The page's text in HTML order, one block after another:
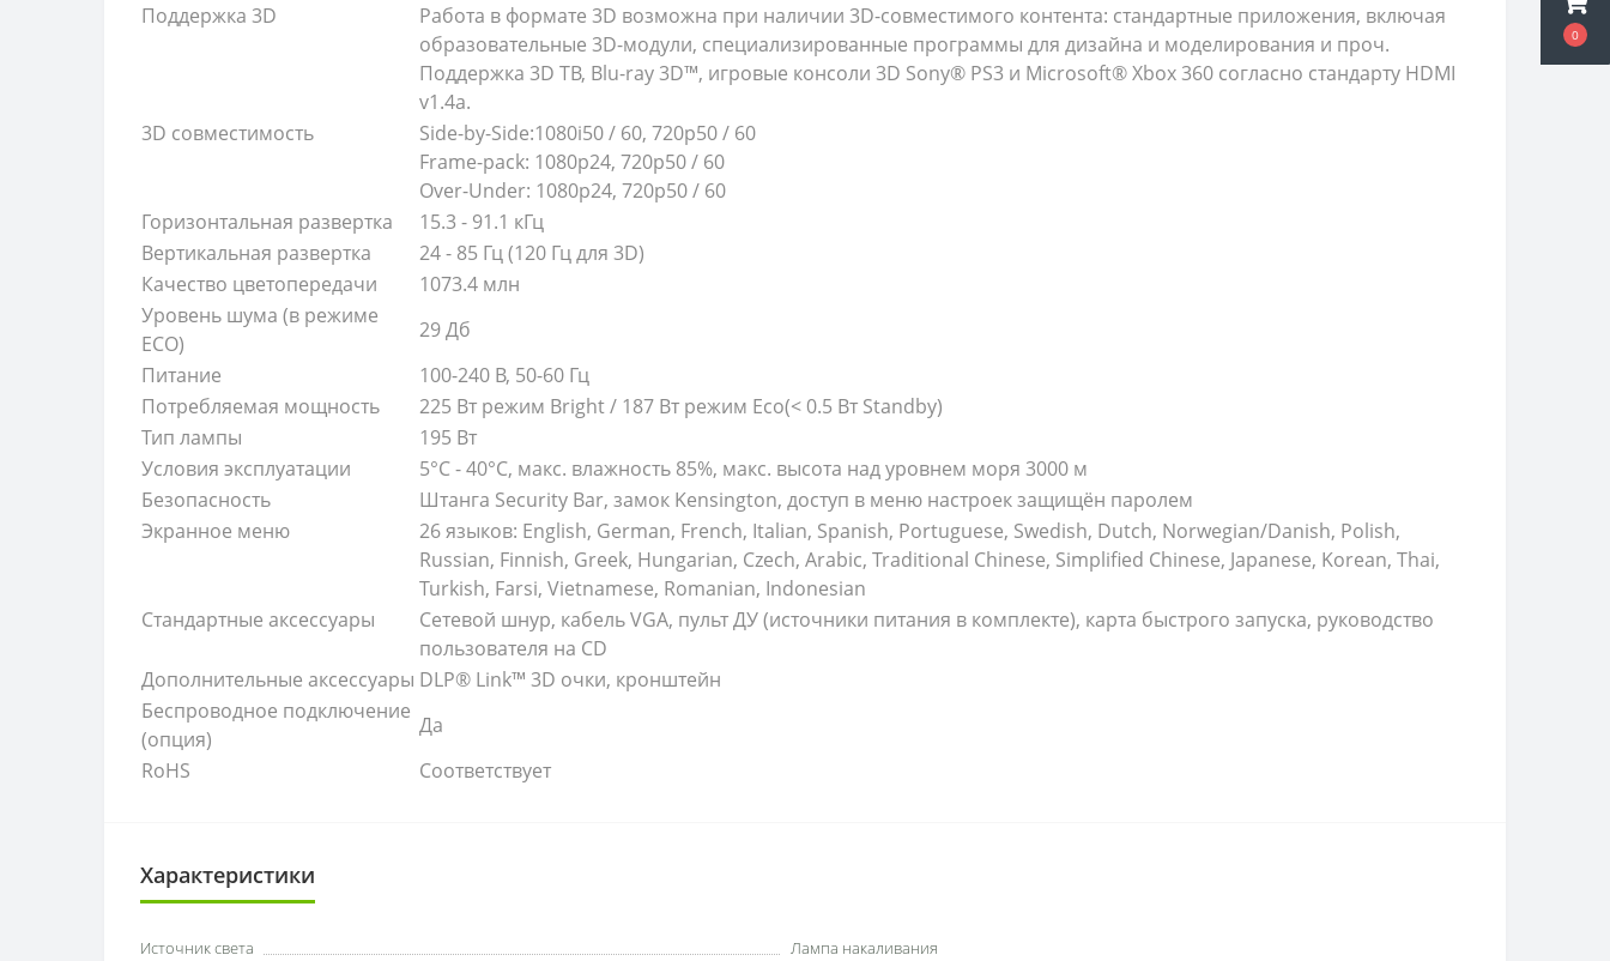
0
Поддержка 3D
Работа в формате 3D возможна при наличии 3D-совместимого контента: стандартные приложения, включая
образовательные 3D-модули, специализированные программы для дизайна и моделирования и проч.
Поддержка 3D ТВ, Blu-ray 3D™, игровые консоли 3D Sony® PS3 и Microsoft® Xbox 360 согласно стандарту HDMI
v1.4a.
3D совместимость
Side-by-Side:1080i50 / 60, 720p50 / 60
Frame-pack: 1080p24, 720p50 / 60
Over-Under: 1080p24, 720p50 / 60
Горизонтальная развертка
15.3 - 91.1 кГц
Вертикальная развертка
24 - 85 Гц (120 Гц для 3D)
Качество цветопередачи
1073.4 млн
Уровень шума (в режиме
ECO)
29 Дб
Питание
100-240 В, 50-60 Гц
Потребляемая мощность
225 Вт режим Bright / 187 Вт режим Eco(< 0.5 Вт Standby)
Тип лампы
195 Вт
Условия эксплуатации
5°C - 40°C, макс. влажность 85%, макс. высота над уровнем моря 3000 м
Безопасность
Штанга Security Bar, замок Kensington, доступ в меню настроек защищён паролем
Экранное меню
26 языков: English, German, French, Italian, Spanish, Portuguese, Swedish, Dutch, Norwegian/Danish, Polish,
Russian, Finnish, Greek, Hungarian, Czech, Arabic, Traditional Chinese, Simplified Chinese, Japanese, Korean, Thai,
Turkish, Farsi, Vietnamese, Romanian, Indonesian
Стандартные аксессуары
Сетевой шнур, кабель VGA, пульт ДУ (источники питания в комплекте), карта быстрого запуска, руководство
пользователя на CD
Дополнительные аксессуары DLP® Link™ 3D очки, кронштейн
Беспроводное подключение
(опция)
Да
RoHS
Соответствует
Характеристики
Источник света
Лампа накаливания